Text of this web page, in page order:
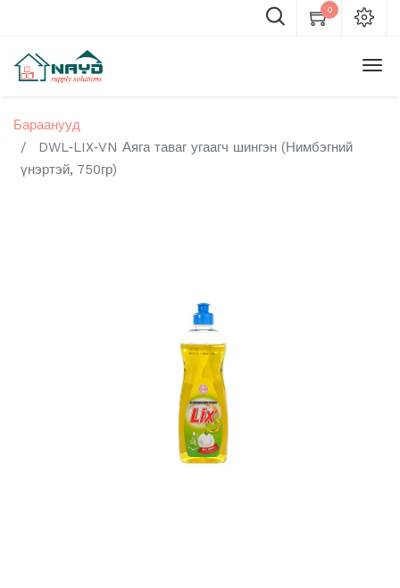
0
Бараанууд
DWL‑LIX‑VN Аяга таваг угаагч шингэн (Нимбэгний
үнэртэй, 750гр)